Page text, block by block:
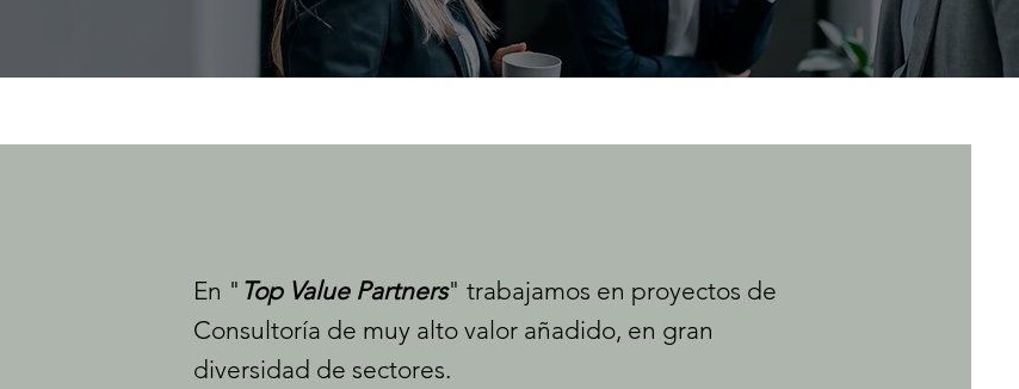
En " Top Value Partners" trabajamos en proyectos de
Consultoría de muy alto valor añadido, en gran
diversidad de sectores.